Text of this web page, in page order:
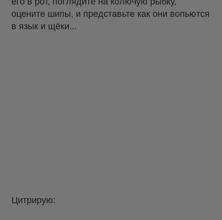
оцените шипы, и представьте как они вопьются
в язык и щёки...
Цитрирую: